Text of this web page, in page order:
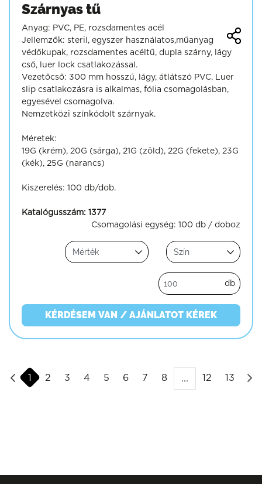
Szárnyas tű
Anyag: PVC, PE, rozsdamentes acél
Jellemzők: steril, egyszer használatos,műanyag
védőkupak, rozsdamentes acéltű, dupla szárny, lágy
cső, luer lock csatlakozással.
Vezetőcső: 300 mm hosszú, lágy, átlátszó PVC. Luer
slip csatlakozásra is alkalmas, fólia csomagolásban,
egyesével csomagolva.
Nemzetközi színkódolt szárnyak.
Méretek:
19G (krém), 20G (sárga), 21G (zöld), 22G (fekete), 23G
(kék), 25G (narancs)
Kiszerelés: 100 db/dob.
Katalógusszám: 1377
Csomagolási egység: 100 db / doboz
db
KÉRDÉSEM VAN / AJÁNLATOT KÉREK
1 2 3 4 5 6 7 8 ... 12 13